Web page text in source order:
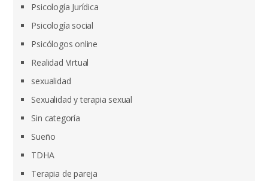
Psicología Jurídica
Psicología social
Psicólogos online
Realidad Virtual
sexualidad
Sexualidad y terapia sexual
Sin categoría
Sueño
TDHA
Terapia de pareja